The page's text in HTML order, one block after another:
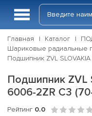
Главная Каталог
Шариковые радиальные
Подшипник ZVL
Подшипник ZVL
6006-2ZR С3
Рейтинг 0.0